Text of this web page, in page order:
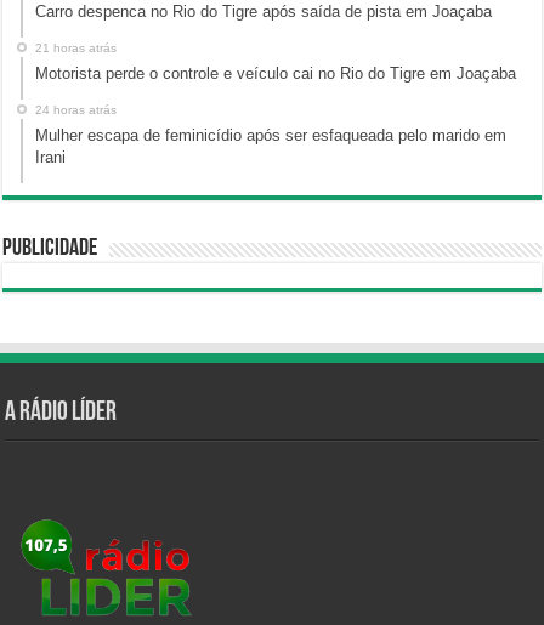
Carro despenca no Rio do Tigre após saída de pista em Joaçaba
21 horas atrás
Motorista perde o controle e veículo cai no Rio do Tigre em Joaçaba
24 horas atrás
Mulher escapa de feminicídio após ser esfaqueada pelo marido em
Irani
Publicidade
A Rádio Líder